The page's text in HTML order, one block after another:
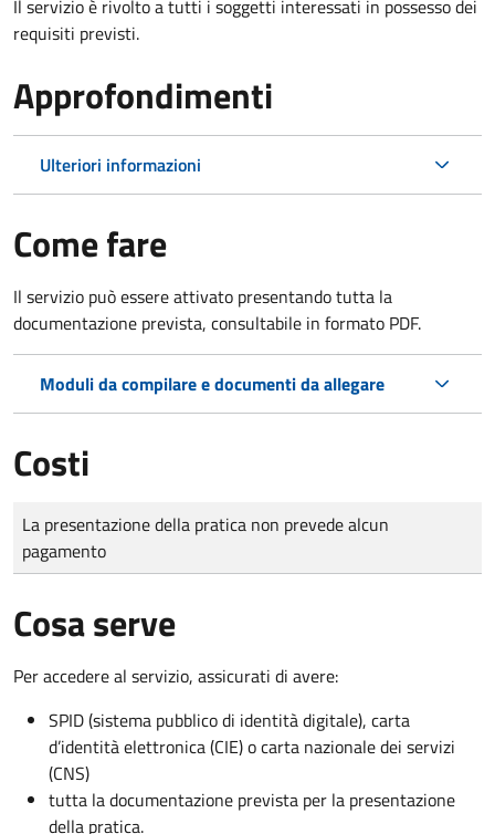
Il servizio è rivolto a tutti i soggetti interessati in possesso dei
requisiti previsti.
Approfondimenti
Ulteriori informazioni
Come fare
Il servizio può essere attivato presentando tutta la
documentazione prevista, consultabile in formato PDF.
Moduli da compilare e documenti da allegare
Costi
Tipo di pagamento
Importo
La presentazione della pratica non prevede alcun
pagamento
Cosa serve
Per accedere al servizio, assicurati di avere:
SPID (sistema pubblico di identità digitale), carta
d’identità elettronica (CIE) o carta nazionale dei servizi
(CNS)
tutta la documentazione prevista per la presentazione
della pratica.